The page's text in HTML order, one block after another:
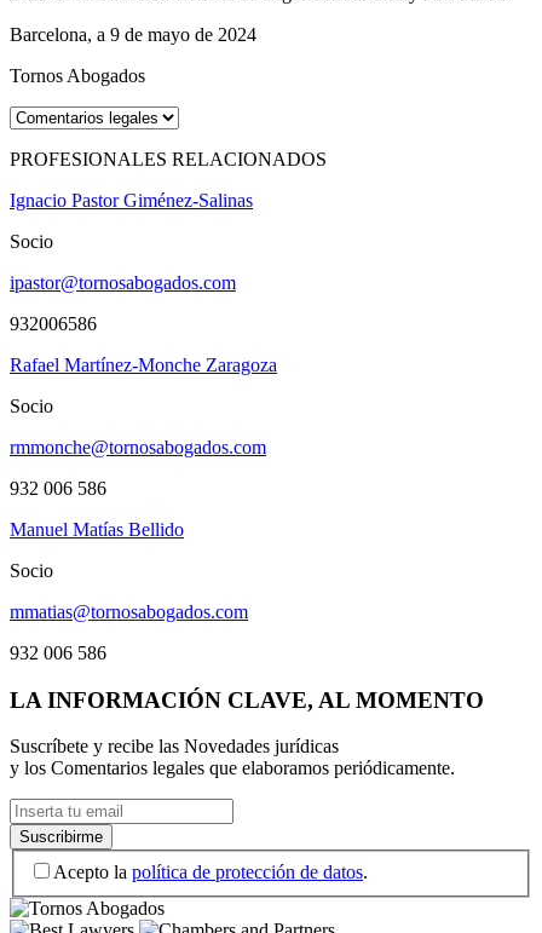
Barcelona, a 9 de mayo de 2024
Tornos Abogados
PROFESIONALES RELACIONADOS
Ignacio Pastor Giménez-Salinas
Socio
ipastor@tornosabogados.com
932006586
Rafael Martínez-Monche Zaragoza
Socio
rmmonche@tornosabogados.com
932 006 586
Manuel Matías Bellido
Socio
mmatias@tornosabogados.com
932 006 586
LA INFORMACIÓN CLAVE, AL MOMENTO
Suscríbete y recibe las Novedades jurídicas
y los Comentarios legales que elaboramos periódicamente.
Acepto la política de protección de datos.